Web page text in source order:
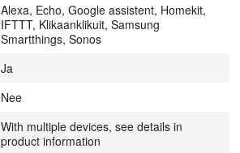
Alexa, Echo, Google assistent, Homekit,
IFTTT, Klikaanklikuit, Samsung
Smartthings, Sonos
Ja
Nee
With multiple devices, see details in
product information